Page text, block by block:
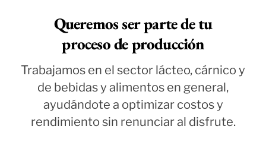
Queremos ser parte de tu
proceso de producción
Trabajamos en el sector lácteo, cárnico y
de bebidas y alimentos en general,
ayudándote a optimizar costos y
rendimiento sin renunciar al disfrute.